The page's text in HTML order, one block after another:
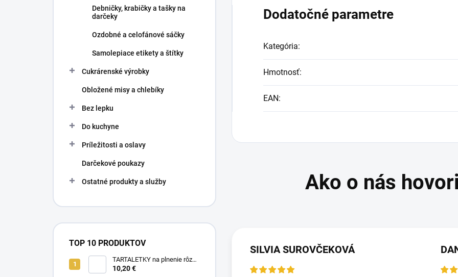
Debničky, krabičky a tašky na
darčeky
Ozdobné a celofánové sáčky
Samolepiace etikety a štítky
Cukrárenské výrobky
Obložené misy a chlebíky
Bez lepku
Do kuchyne
Príležitosti a oslavy
Darčekové poukazy
Ostatné produkty a služby
TOP 10 PRODUKTOV
TARTALETKY na plnenie rôzne
druhy 34 ks
10,20 €
Dodatočné parametre
Kategória:
Hmotnosť:
EAN:
SILVIA SUROVČEKOVÁ